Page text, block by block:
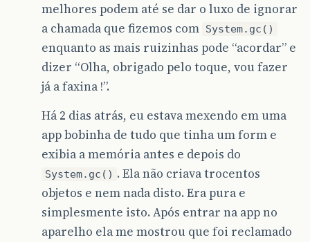
melhores podem até se dar o luxo de ignorar
a chamada que fizemos com System.gc()
enquanto as mais ruizinhas pode “acordar” e
dizer “Olha, obrigado pelo toque, vou fazer
já a faxina !”.
Há 2 dias atrás, eu estava mexendo em uma
app bobinha de tudo que tinha um form e
exibia a memória antes e depois do
System.gc() . Ela não criava trocentos
objetos e nem nada disto. Era pura e
simplesmente isto. Após entrar na app no
aparelho ela me mostrou que foi reclamado